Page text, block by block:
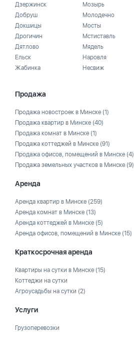
Дзержинск
Добруш
Докшицы
Дрогичин
Дятлово
Ельск
Жабинка
Мозырь
Молодечно
Мосты
Мстиставль
Мядель
Наровля
Несвиж
Продажа
Продажа новостроек в Минске (1)
Продажа квартир в Минске (40)
Продажа комнат в Минске (1)
Продажа коттеджей в Минске (91)
Продажа офисов, помещений в Минске (4)
Продажа земельных участков в Минске (9)
Аренда
Аренда квартир в Минске (259)
Аренда комнат в Минске (13)
Аренда коттеджей в Минске (5)
Аренда офисов, помещений в Минске (15)
Краткосрочная аренда
Квартиры на сутки в Минске (15)
Коттеджи на сутки
Агроусадьбы на сутки (2)
Услуги
Грузоперевозки